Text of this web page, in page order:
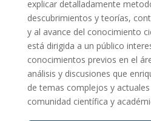
explicar detalladamente
descubrimientos y teorías,
y al avance del conocimiento
está dirigida a un público
conocimientos previos en el
análisis y discusiones que
de temas complejos y
comunidad científica y